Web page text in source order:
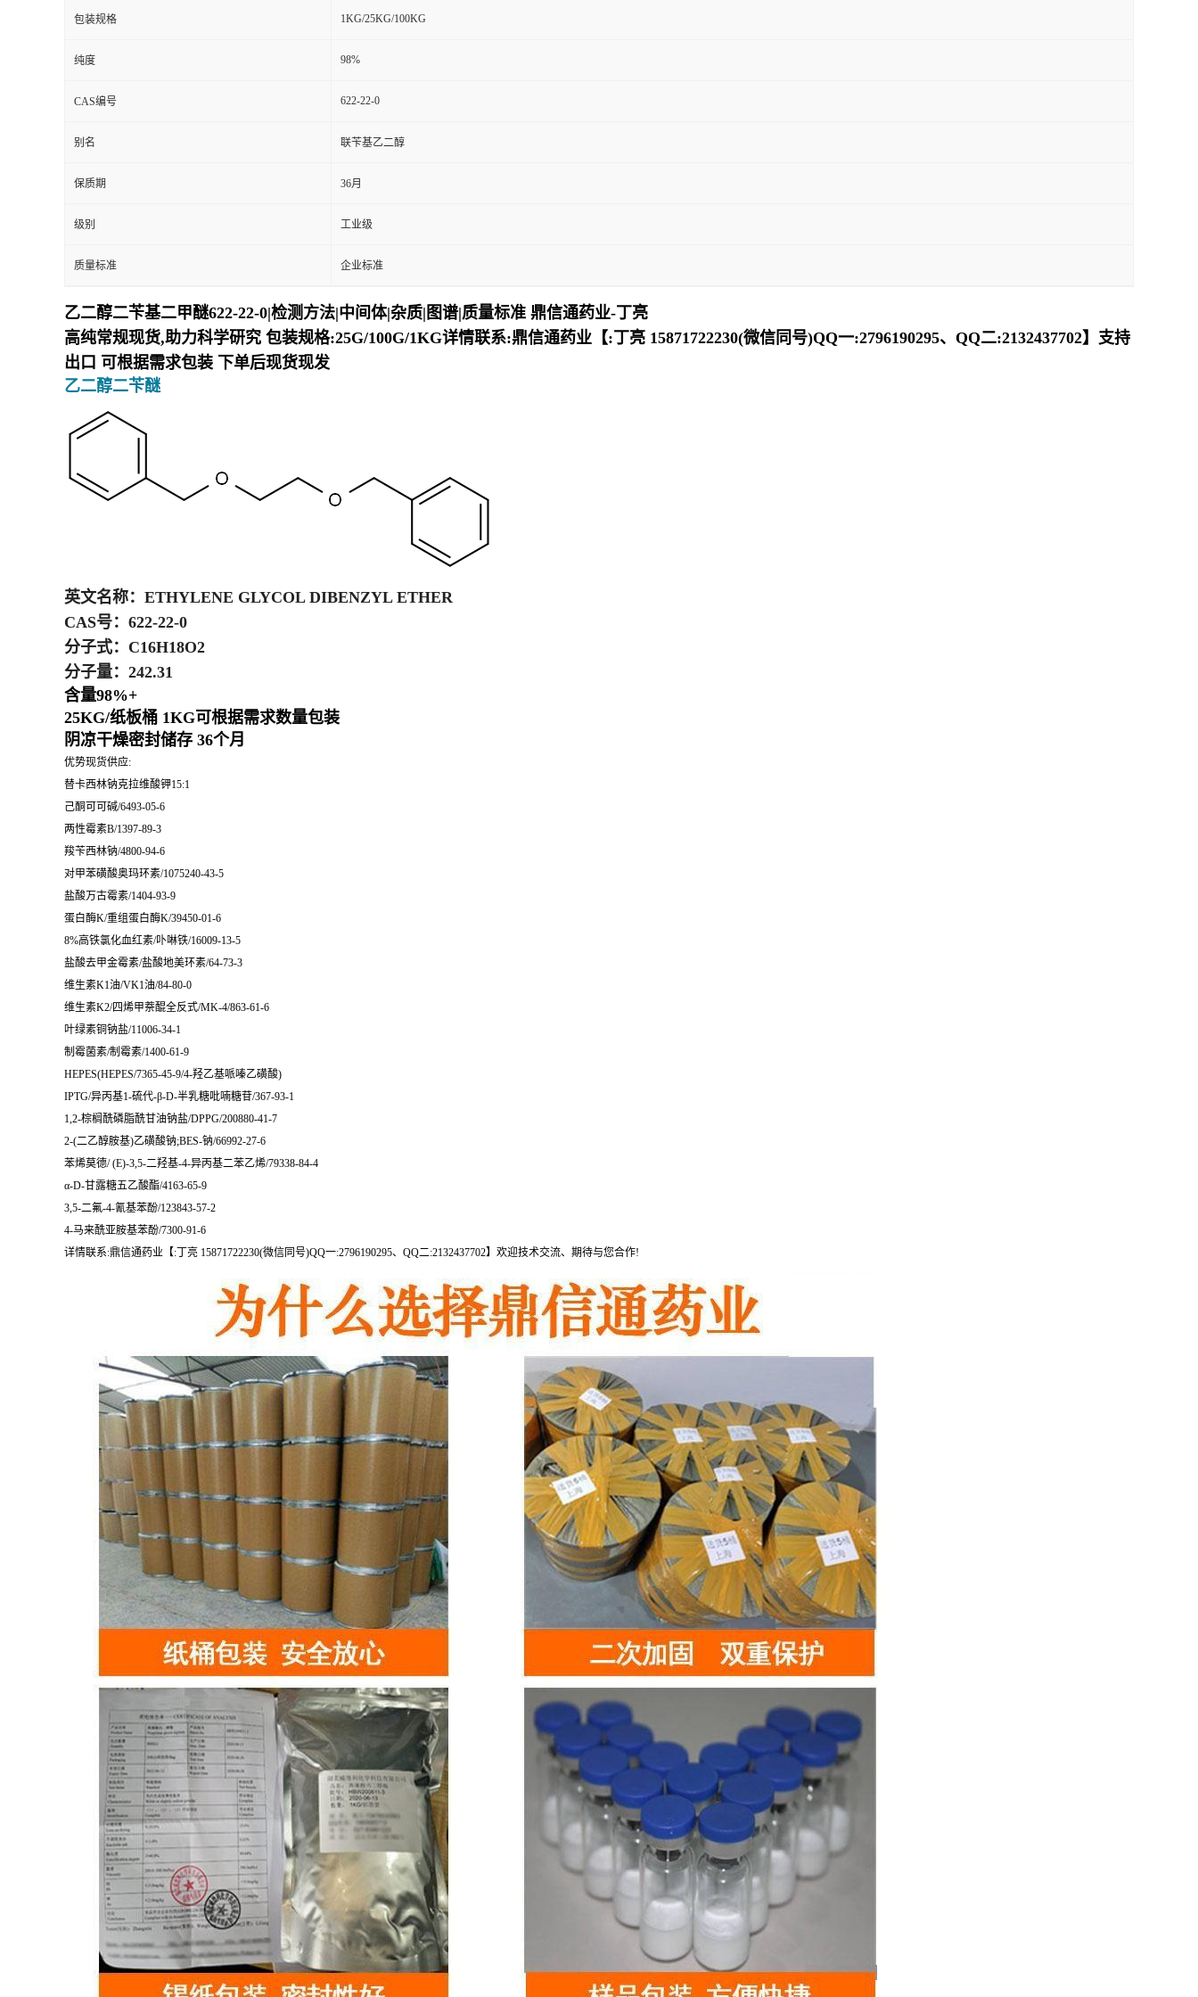
包装规格 1KG/25KG/100KG
纯度 98%
CAS编号 622-22-0
别名 联苄基乙二醇
保质期 36月
级别 工业级
质量标准 企业标准
乙二醇二苄基二甲醚622-22-0|检测方法|中间体|杂质|图谱|质量标准 鼎信通药业-丁亮
高纯常规现货,助力科学研究 包装规格:25G/100G/1KG详情联系:鼎信通药业【:丁亮 15871722230(微信同号)QQ一:2796190295、QQ二:2132437702】支持
出口 可根据需求包装 下单后现货现发
乙二醇二苄醚
英文名称： ETHYLENE GLYCOL DIBENZYL ETHER
CAS号： 622-22-0
分子式： C16H18O2
分子量： 242.31
含量98%+
25KG/纸板桶 1KG可根据需求数量包装
阴凉干燥密封储存 36个月
优势现货供应:
替卡西林钠克拉维酸钾15:1
己酮可可碱/6493-05-6
两性霉素B/1397-89-3
羧苄西林钠/4800-94-6
对甲苯磺酸奥玛环素/1075240-43-5
盐酸万古霉素/1404-93-9
蛋白酶K/重组蛋白酶K/39450-01-6
8%高铁氯化血红素/卟啉铁/16009-13-5
盐酸去甲金霉素/盐酸地美环素/64-73-3
维生素K1油/VK1油/84-80-0
维生素K2/四烯甲萘醌全反式/MK-4/863-61-6
叶绿素铜钠盐/11006-34-1
制霉菌素/制霉素/1400-61-9
HEPES(HEPES/7365-45-9/4-羟乙基哌嗪乙磺酸)
IPTG/异丙基1-硫代-β-D-半乳糖吡喃糖苷/367-93-1
1,2-棕榈酰磷脂酰甘油钠盐/DPPG/200880-41-7
2-(二乙醇胺基)乙磺酸钠;BES-钠/66992-27-6
苯烯莫德/ (E)-3,5-二羟基-4-异丙基二苯乙烯/79338-84-4
α-D-甘露糖五乙酸酯/4163-65-9
3,5-二氟-4-氰基苯酚/123843-57-2
4-马来酰亚胺基苯酚/7300-91-6
详情联系:鼎信通药业【:丁亮 15871722230(微信同号)QQ一:2796190295、QQ二:2132437702】欢迎技术交流、期待与您合作!